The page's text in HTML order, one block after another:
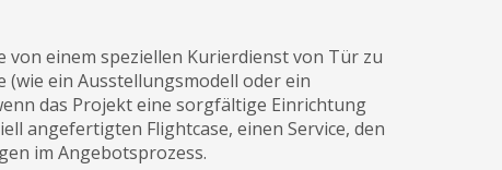
einem speziellen Kurierdienst von Tür zu
ein Ausstellungsmodell oder ein
das Projekt eine sorgfältige Einrichtung
angefertigten Flightcase, einen Service, den
im Angebotsprozess.